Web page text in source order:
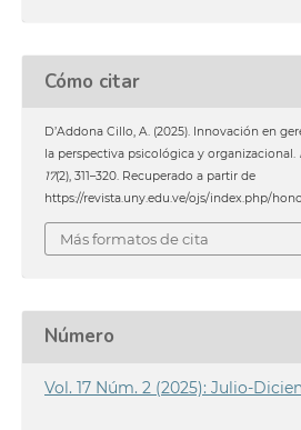
Cómo citar
D’Addona Cillo, A. (2025). Innovación en
la perspectiva psicológica y organizacional.
17(2), 311–320. Recuperado a partir de
https://revista.uny.edu.ve/ojs/index.php/
Más formatos de cita
Número
Vol. 17 Núm. 2 (2025): Julio-